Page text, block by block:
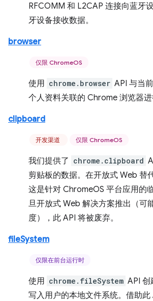
RFCOMM 和 L2CAP 连接向蓝牙
牙设备接收数据。
browser
仅限 ChromeOS
使用 chrome.browser API 与当
个人资料关联的 Chrome 浏览器进
clipboard
开发渠道 仅限 ChromeOS
我们提供了 chrome.clipboard
剪贴板的数据。在开放式 Web 替
这是针对 ChromeOS 平台应用的
旦开放式 Web 解决方案推出（可
度），此 API 将被废弃。
fileSystem
仅限在前台运行时
使用 chrome.fileSystem API 创
写入用户的本地文件系统。借助